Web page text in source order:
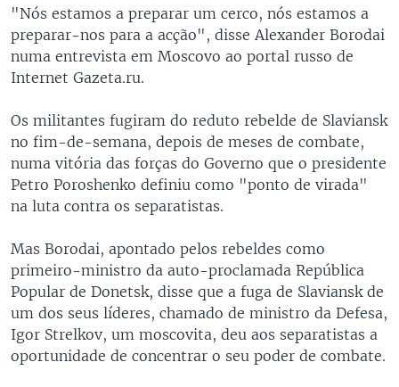
"Nós estamos a preparar um cerco, nós estamos a
preparar-nos para a acção", disse Alexander Borodai
numa entrevista em Moscovo ao portal russo de
Internet Gazeta.ru.
Os militantes fugiram do reduto rebelde de Slaviansk
no fim-de-semana, depois de meses de combate,
numa vitória das forças do Governo que o presidente
Petro Poroshenko definiu como "ponto de virada"
na luta contra os separatistas.
Mas Borodai, apontado pelos rebeldes como
primeiro-ministro da auto-proclamada República
Popular de Donetsk, disse que a fuga de Slaviansk de
um dos seus líderes, chamado de ministro da Defesa,
Igor Strelkov, um moscovita, deu aos separatistas a
oportunidade de concentrar o seu poder de combate.